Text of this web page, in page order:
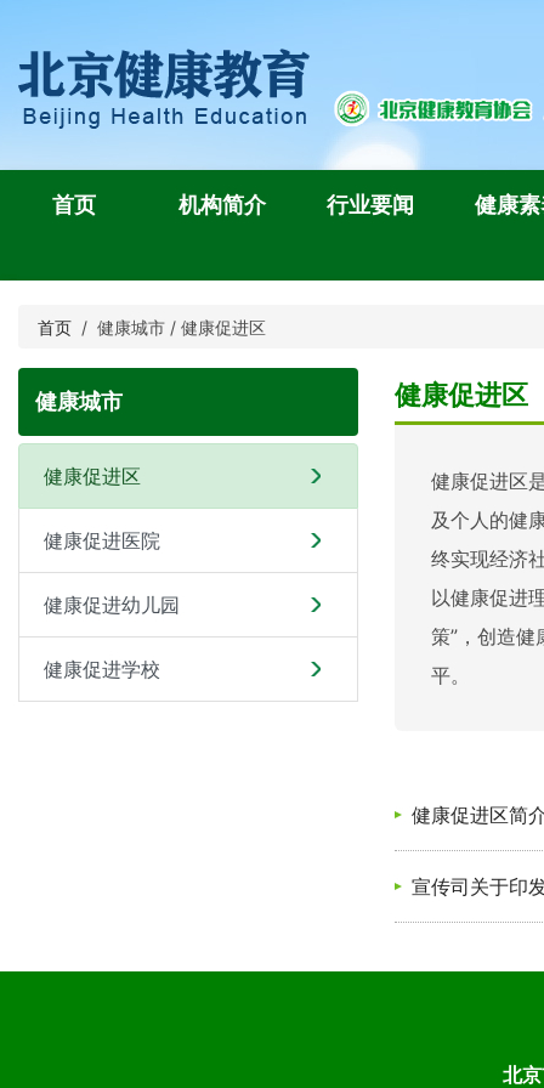
首页 机构简介 行业要闻 健康
首页 / 健康城市 / 健康促进区
健康城市
健康促进区
健康促进医院
健康促进幼儿园
健康促进学校
健康促进区
健康促进区
及个人的健
终实现经济
以健康促进
策”，创造
平。
健康促进区简
宣传司关于印
北